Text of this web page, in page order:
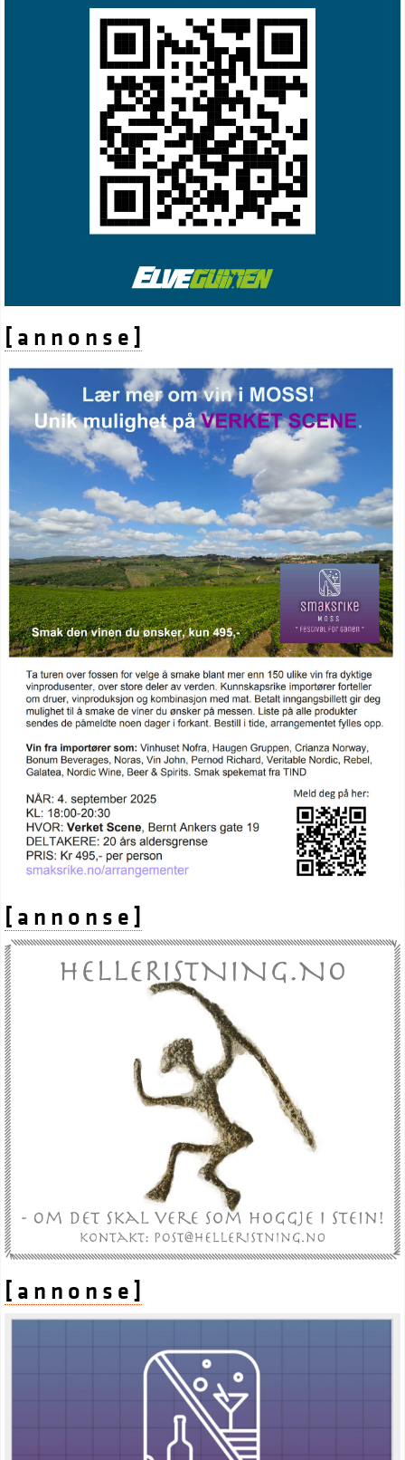
[ a n n o n s e ]
[ a n n o n s e ]
[ a n n o n s e ]